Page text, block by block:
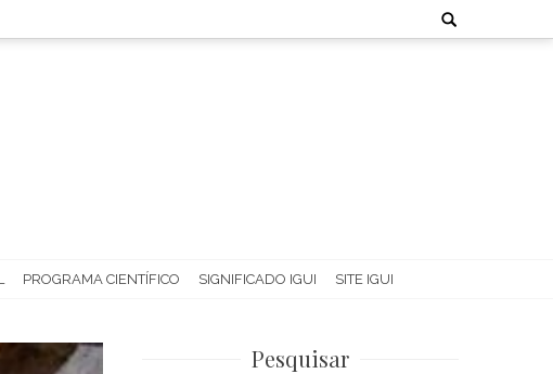
Search
for:
PROGRAMA CIENTÍFICO SIGNIFICADO IGUI SITE IGUI
Pesquisar